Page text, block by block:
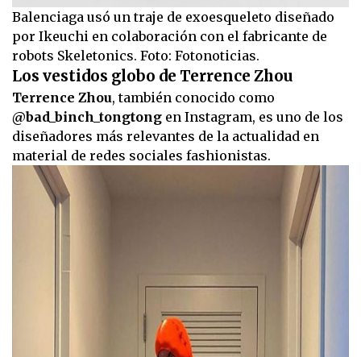
Balenciaga usó un traje de exoesqueleto diseñado
por Ikeuchi en colaboración con el fabricante de
robots Skeletonics. Foto: Fotonoticias.
Los vestidos globo de Terrence Zhou
Terrence Zhou, también conocido como
@bad_binch_tongtong en Instagram, es uno de los
diseñadores más relevantes de la actualidad en
material de redes sociales fashionistas.